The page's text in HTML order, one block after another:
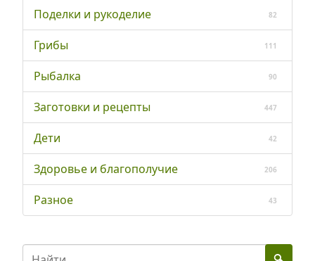
Поделки и рукоделие 82
Грибы 111
Рыбалка 90
Заготовки и рецепты 447
Дети 42
Здоровье и благополучие 206
Разное 43